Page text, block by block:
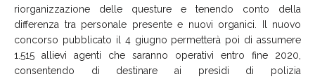
riorganizzazione delle questure e tenendo conto della
differenza tra personale presente e nuovi organici. Il nuovo
concorso pubblicato il 4 giugno permetterà poi di assumere
1.515 allievi agenti che saranno operativi entro fine 2020,
consentendo di destinare ai presìdi di polizia